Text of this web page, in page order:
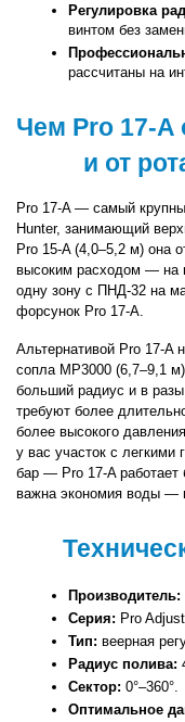
Регулировка
винтом без
рассчитаны на
Чем Pro 17-A
и от
Pro 17-A — самый
Hunter, занимающий
Pro 15-A (4,0–5,2 м) она
высоким расходом — на
одну зону с ПНД-32 на
форсунок Pro 17-A.
Альтернативой Pro 17-A
сопла MP3000 (6,7–9,1
больший радиус и в
требуют более
более высокого
у вас участок с легкими
бар — Pro 17-A работает
важна экономия воды —
Производитель:
Серия: Pro
Тип: веерная
Радиус полива:
Сектор: 0°–360°.
Оптимальное